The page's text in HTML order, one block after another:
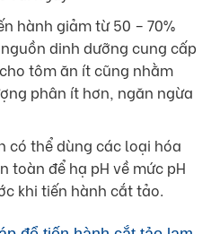
hành giảm từ 50 – 70%
dinh dưỡng cung cấp
tôm ăn ít cũng nhằm
phân ít hơn, ngăn ngừa
có thể dùng các loại hóa
toàn để hạ pH về mức pH
khi tiến hành cắt tảo.